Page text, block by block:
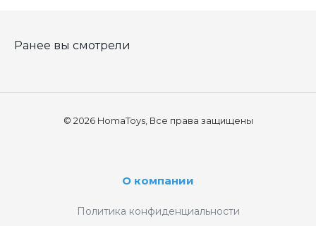
Ранее вы смотрели
© 2026 HomaToys, Все права защищены
О компании
Политика конфиденциальности